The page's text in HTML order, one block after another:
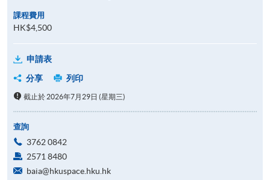
課程費用
HK$4,500
申請表
分享
列印
截止於 2026年7月29日 (星期三)
查詢
3762 0842
2571 8480
baia@hkuspace.hku.hk